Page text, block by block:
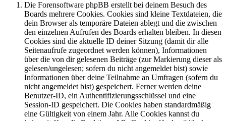
Die Forensoftware phpBB erstellt bei deinem Besuch des
Boards mehrere Cookies. Cookies sind kleine Textdateien, die
dein Browser als temporäre Dateien ablegt und die zwischen
den einzelnen Aufrufen des Boards erhalten bleiben. In diesen
Cookies sind die aktuelle ID deiner Sitzung (damit dir alle
Seitenaufrufe zugeordnet werden können), Informationen
über die von dir gelesenen Beiträge (zur Markierung dieser als
gelesen/ungelesen; sofern du nicht angemeldet bist) sowie
Informationen über deine Teilnahme an Umfragen (sofern du
nicht angemeldet bist) gespeichert. Ferner werden deine
Benutzer-ID, ein Authentifizierungsschlüssel und eine
Session-ID gespeichert. Die Cookies haben standardmäßig
eine Gültigkeit von einem Jahr. Alle Cookies kannst du